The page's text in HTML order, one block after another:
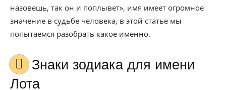
назовешь, так он и поплывет», имя имеет огромное
значение в судьбе человека, в этой статье мы
попытаемся разобрать какое именно.
Знаки зодиака для имени
Лота